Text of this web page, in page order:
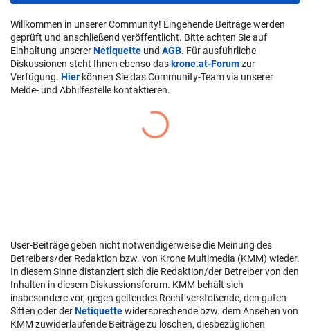
Willkommen in unserer Community! Eingehende Beiträge werden
geprüft und anschließend veröffentlicht. Bitte achten Sie auf
Einhaltung unsererNetiquette und AGB. Für ausführliche
Diskussionen steht Ihnen ebenso das krone.at-Forumzur
Verfügung. Hier können Sie das Community-Team via unserer
Melde- und Abhilfestelle kontaktieren.
User-Beiträge geben nicht notwendigerweise die Meinung des
Betreibers/der Redaktion bzw. von Krone Multimedia (KMM) wieder.
In diesem Sinne distanziert sich die Redaktion/der Betreiber von den
Inhalten in diesem Diskussionsforum. KMM behält sich
insbesondere vor, gegen geltendes Recht verstoßende, den guten
Sitten oder derNetiquettewidersprechende bzw. dem Ansehen von
KMM zuwiderlaufende Beiträge zu löschen, diesbezüglichen